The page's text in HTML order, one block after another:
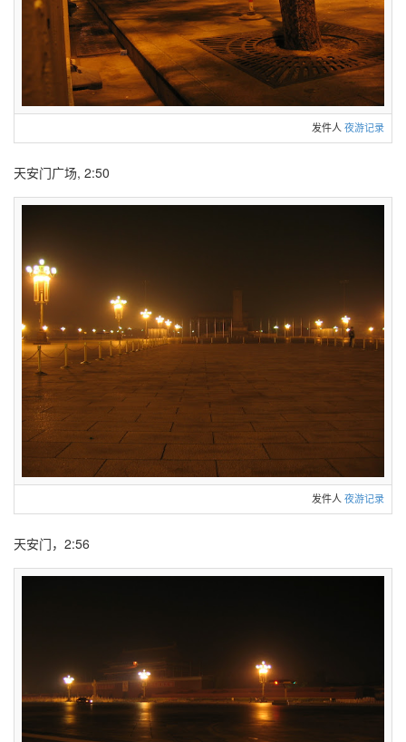
发件人 夜游记录
天安门广场, 2:50
发件人 夜游记录
天安门，2:56